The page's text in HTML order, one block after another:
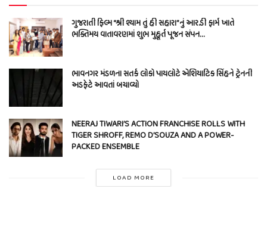
ગુજરાતી ફિલ્મ “શ્રી શ્યામ તું હી સહારા”નું આર.ડી ફાર્મ ખાતે
ભક્તિમય વાતાવરણમાં શુભ મુહૂર્ત પૂજન સંપન…
ભાવનગર મંડળના સતર્ક લોકો પાયલોટે એશિયાટિક સિંહને ટ્રેનની
અડફેટે આવતાં બચાવ્યો
NEERAJ TIWARI’S ACTION FRANCHISE ROLLS WITH
TIGER SHROFF, REMO D’SOUZA AND A POWER-
PACKED ENSEMBLE
LOAD MORE